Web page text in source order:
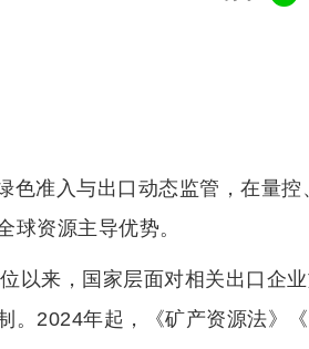
色准入与出口动态监管，在量控
球资源主导优势。
以来，国家层面对相关出口企
。2024年起，《矿产资源法》